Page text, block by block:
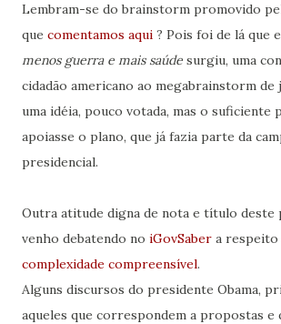
Lembram-se do brainstorm promovido
que comentamos aqui ? Pois foi de lá que
menos guerra e mais saúde surgiu, uma
cidadão americano ao megabrainstorm
uma idéia, pouco votada, mas o suficiente
apoiasse o plano, que já fazia parte da
presidencial.
Outra atitude digna de nota e título deste
venho debatendo no iGovSaber a respeito
complexidade compreensível.
Alguns discursos do presidente Obama,
aqueles que correspondem a propostas e